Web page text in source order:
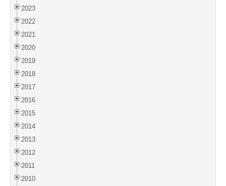
2023
2022
2021
2020
2019
2018
2017
2016
2015
2014
2013
2012
2011
2010